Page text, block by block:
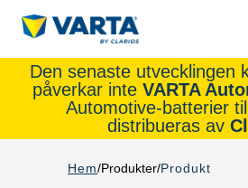
Den senaste utvecklingen
påverkar inte VARTA
Automotive-batterier
distribueras av
Hem Produkter Produkt